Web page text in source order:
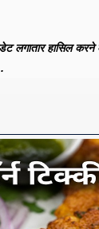
हासिल करने